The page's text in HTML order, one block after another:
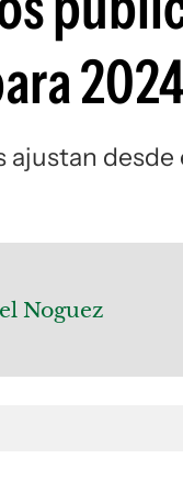
ajustan
Noguez